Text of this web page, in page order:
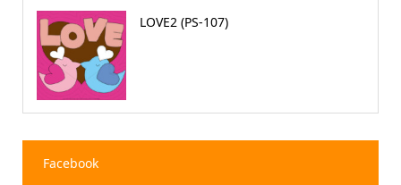
LOVE2 (PS-107)
Facebook